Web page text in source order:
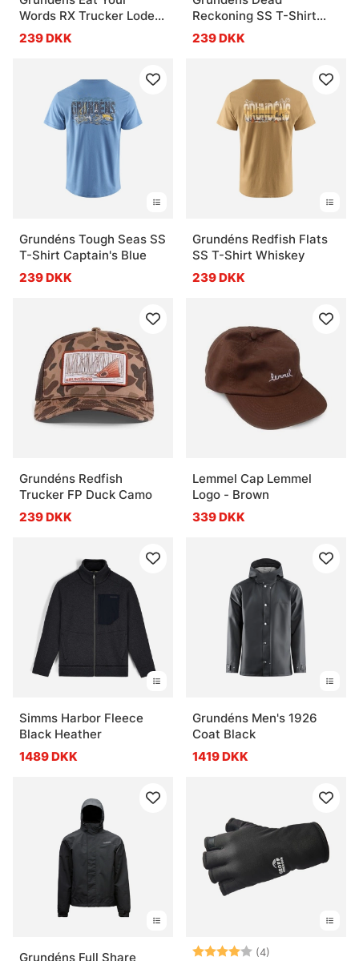
Words RX Trucker Loden
Salmon Graphic
239 DKK
Reckoning SS T-Shirt
Heather Charcoal
239 DKK
Grundéns Tough Seas SS
T-Shirt Captain's Blue
239 DKK
Grundéns Redfish Flats
SS T-Shirt Whiskey
239 DKK
Grundéns Redfish
Trucker FP Duck Camo
239 DKK
Lemmel Cap Lemmel
Logo - Brown
339 DKK
Simms Harbor Fleece
Black Heather
1489 DKK
Grundéns Men's 1926
Coat Black
1419 DKK
Grundéns Full Share Vurdering: (4)